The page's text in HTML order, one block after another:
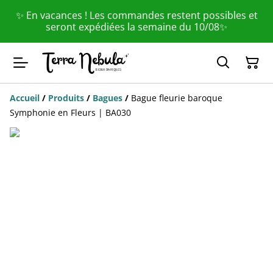
✨ En vacances ! Les commandes restent possibles et
seront expédiées la semaine du 10/08✨
Accueil / Produits / Bagues / Bague fleurie baroque
Symphonie en Fleurs | BA030